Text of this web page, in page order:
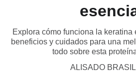
Explora cómo funciona la keratina
beneficios y cuidados para una
todo sobre esta
ALISADO